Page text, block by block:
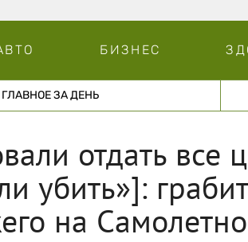
БИЗНЕС
ГЛАВНОЕ ЗА ДЕНЬ
отдать
убить»]:
на